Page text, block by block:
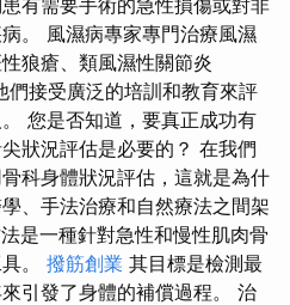
有需要手術的急性損傷或對非
。 風濕病專家專門治療風濕
狼瘡、類風濕性關節炎
們接受廣泛的培訓和教育來評
您是否知道，要真正成功有
狀況評估是必要的？ 在我們
科身體狀況評估，這就是為什
、手法治療和自然療法之間架
是一種針對急性和慢性肌肉骨
。 撥筋創業 其目標是檢測最
引發了身體的補償過程。 治